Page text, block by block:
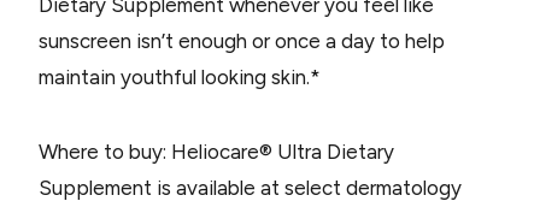
Dietary Supplement whenever you feel like
sunscreen isn’t enough or once a day to help
maintain youthful looking skin.*
Where to buy: Heliocare® Ultra Dietary
Supplement is available at select dermatology